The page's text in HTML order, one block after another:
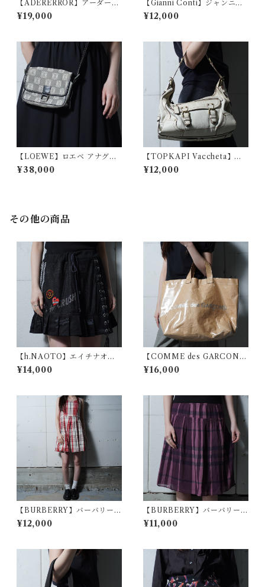
【ADERERROR】アーダーエ
ラー 未使用品 ロゴ刺繍Tシャ
ツ black
¥19,000
【Gianni Conti】ジャンニコ
ンティ マルチカラーブロック
レザーショルダーバッグ
¥12,000
【LOEWE】ロエベ アナグラ
ムロゴ総柄レザー・キャンバ
スショルダーバッグ blackwhi
¥38,000
【TOPKAPI Vaccheta】レ
ザーショルダーバッグ ivory
¥12,000
その他の商品
【h.NAOTO】エイチナオト
"Gothic Archive" レースアッ
プフリルレイヤードミニスカ
¥14,000
【COMME des GARCON
S】コムデギャルソン ロゴ入り
PVCペーパートートバッグ
¥16,000
【BURBERRY】バーバリー
ホースロゴ刺繍ノースリーブ
チェックワンピースred&whit
¥12,000
【BURBERRY】バーバリー S
ILK100％ チェックスカート
dark purple
¥11,000